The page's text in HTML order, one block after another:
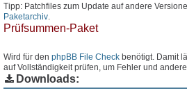
Tipp: Patchfiles zum Update auf andere
Paketarchiv
Prüfsummen-Paket
Wird für den phpBB File Check benötigt. Damit
auf Vollständigkeit prüfen, um Fehler und
Downloads: